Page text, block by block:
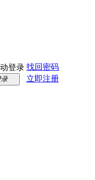
登录 找回密码
立即注册